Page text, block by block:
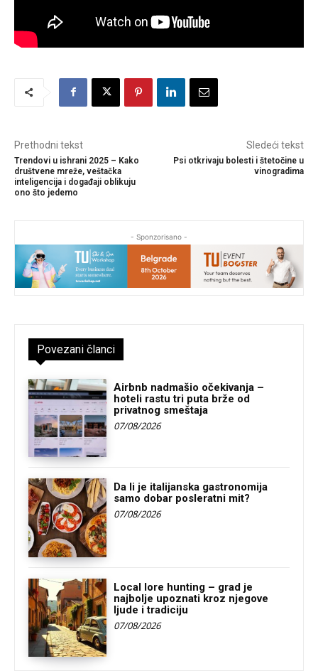
Prethodni tekst
Trendovi u ishrani 2025 – Kako
društvene mreže, veštačka
inteligencija i događaji oblikuju
ono što jedemo
Sledeći tekst
Psi otkrivaju bolesti i štetočine u
vinogradima
- Sponzorisano -
Povezani članci
Airbnb nadmašio očekivanja –
hoteli rastu tri puta brže od
privatnog smeštaja
07/08/2026
Da li je italijanska gastronomija
samo dobar posleratni mit?
07/08/2026
Local lore hunting – grad je
najbolje upoznati kroz njegove
ljude i tradiciju
07/08/2026